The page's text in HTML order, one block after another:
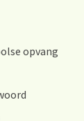
opvang